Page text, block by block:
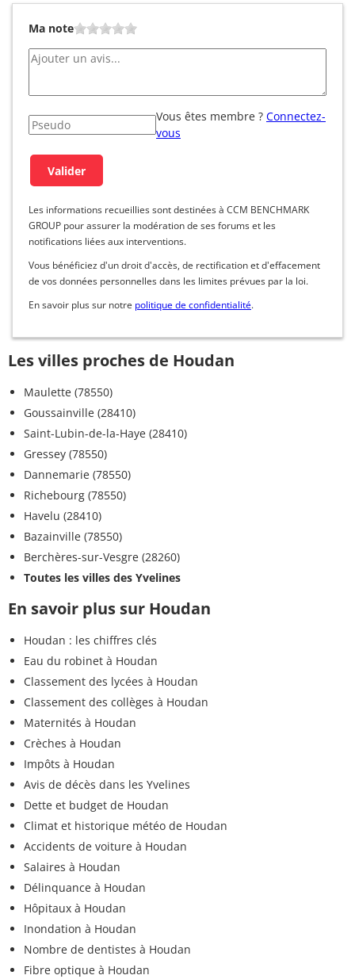
Ma note
Vous êtes membre ? Connectez-
vous
Les informations recueillies sont destinées à CCM BENCHMARK
GROUP pour assurer la modération de ses forums et les
notifications liées aux interventions.
Vous bénéficiez d'un droit d'accès, de rectification et d'effacement
de vos données personnelles dans les limites prévues par la loi.
En savoir plus sur notre politique de confidentialité.
Les villes proches de Houdan
Maulette (78550)
Goussainville (28410)
Saint-Lubin-de-la-Haye (28410)
Gressey (78550)
Dannemarie (78550)
Richebourg (78550)
Havelu (28410)
Bazainville (78550)
Berchères-sur-Vesgre (28260)
Toutes les villes des Yvelines
En savoir plus sur Houdan
Houdan : les chiffres clés
Eau du robinet à Houdan
Classement des lycées à Houdan
Classement des collèges à Houdan
Maternités à Houdan
Crèches à Houdan
Impôts à Houdan
Avis de décès dans les Yvelines
Dette et budget de Houdan
Climat et historique météo de Houdan
Accidents de voiture à Houdan
Salaires à Houdan
Délinquance à Houdan
Hôpitaux à Houdan
Inondation à Houdan
Nombre de dentistes à Houdan
Fibre optique à Houdan